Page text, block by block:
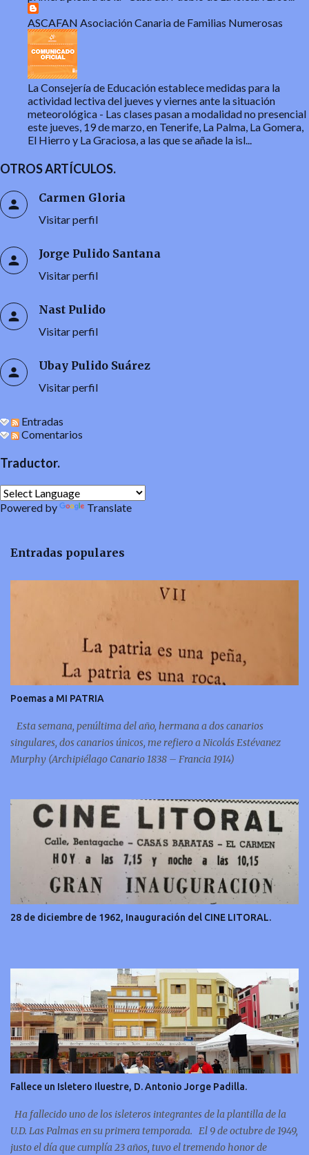
ASCAFAN Asociación Canaria de Familias Numerosas
La Consejería de Educación establece medidas para la
actividad lectiva del jueves y viernes ante la situación
meteorológica - Las clases pasan a modalidad no presencial
este jueves, 19 de marzo, en Tenerife, La Palma, La Gomera,
El Hierro y La Graciosa, a las que se añade la isl...
OTROS ARTÍCULOS.
Carmen Gloria
Visitar perfil
Jorge Pulido Santana
Visitar perfil
Nast Pulido
Visitar perfil
Ubay Pulido Suárez
Visitar perfil
Entradas
Comentarios
Traductor.
Powered by Translate
Entradas populares
Poemas a MI PATRIA
Esta semana, penúltima del año, hermana a dos canarios
singulares, dos canarios únicos, me refiero a Nicolás Estévanez
Murphy (Archipiélago Canario 1838 – Francia 1914)
28 de diciembre de 1962, Inauguración del CINE LITORAL.
Fallece un Isletero Iluestre, D. Antonio Jorge Padilla.
Ha fallecido uno de los isleteros integrantes de la plantilla de la
U.D. Las Palmas en su primera temporada. El 9 de octubre de 1949,
justo el día que cumplía 23 años, tuvo el tremendo honor de